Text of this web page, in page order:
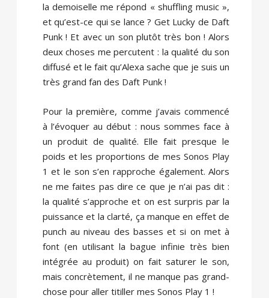
la demoiselle me répond « shufflingmusic »,
et qu’est-ce qui se lance ? Get Lucky de Daft
Punk ! Et avec un son plutôt très bon ! Alors
deux choses me percutent : la qualité du son
diffusé et le fait qu’Alexa sache que je suis un
très grand fan des Daft Punk !
Pour la première, comme j’avais commencé
à l’évoquer au début : nous sommes face à
un produit de qualité. Elle fait presque le
poids et les proportions de mes Sonos Play
1 et le son s’en rapproche également. Alors
ne me faites pas dire ce que je n’ai pas dit :
la qualité s’approche et on est surpris par la
puissance et la clarté, ça manque en effet de
punch au niveau des basses et si on met à
font (en utilisant la bague infinie très bien
intégrée au produit) on fait saturer le son,
mais concrètement, il ne manque pas grand-
chose pour aller titiller mes Sonos Play 1 !